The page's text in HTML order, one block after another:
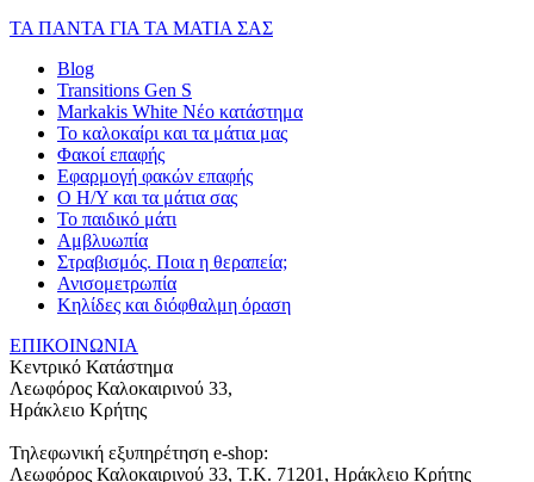
ΤΑ ΠΑΝΤΑ ΓΙΑ ΤΑ ΜΑΤΙΑ ΣΑΣ
Blog
Transitions Gen S
Markakis White Νέο κατάστημα
Το καλοκαίρι και τα μάτια μας
Φακοί επαφής
Εφαρμογή φακών επαφής
Ο Η/Υ και τα μάτια σας
Το παιδικό μάτι
Αμβλυωπία
Στραβισμός. Ποια η θεραπεία;
Ανισομετρωπία
Κηλίδες και διόφθαλμη όραση
ΕΠΙΚΟΙΝΩΝΙΑ
Κεντρικό Κατάστημα
Λεωφόρος Καλοκαιρινού 33,
Ηράκλειο Κρήτης
Τηλεφωνική εξυπηρέτηση e-shop:
Λεωφόρος Καλοκαιρινού 33, T.K. 71201, Ηράκλειο Κρήτης